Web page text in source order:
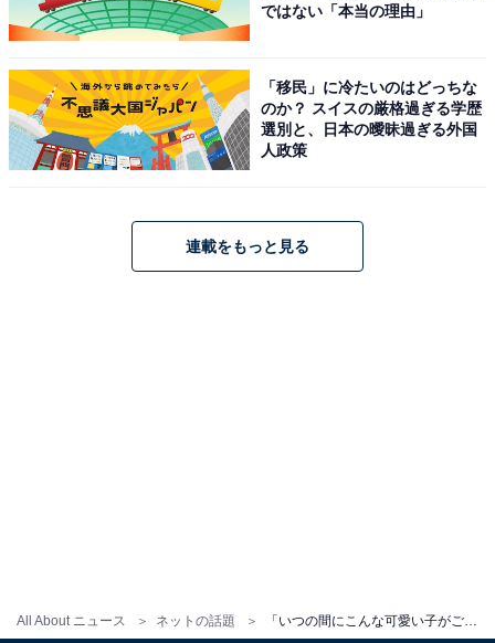
All About ニュース ネットの話題
ではない「本当の理由」
「移民」に冷たいのはどっちな
のか？ スイスの厳格過ぎる学歴
選別と、日本の曖昧過ぎる外国
人政策
連載をもっと見る